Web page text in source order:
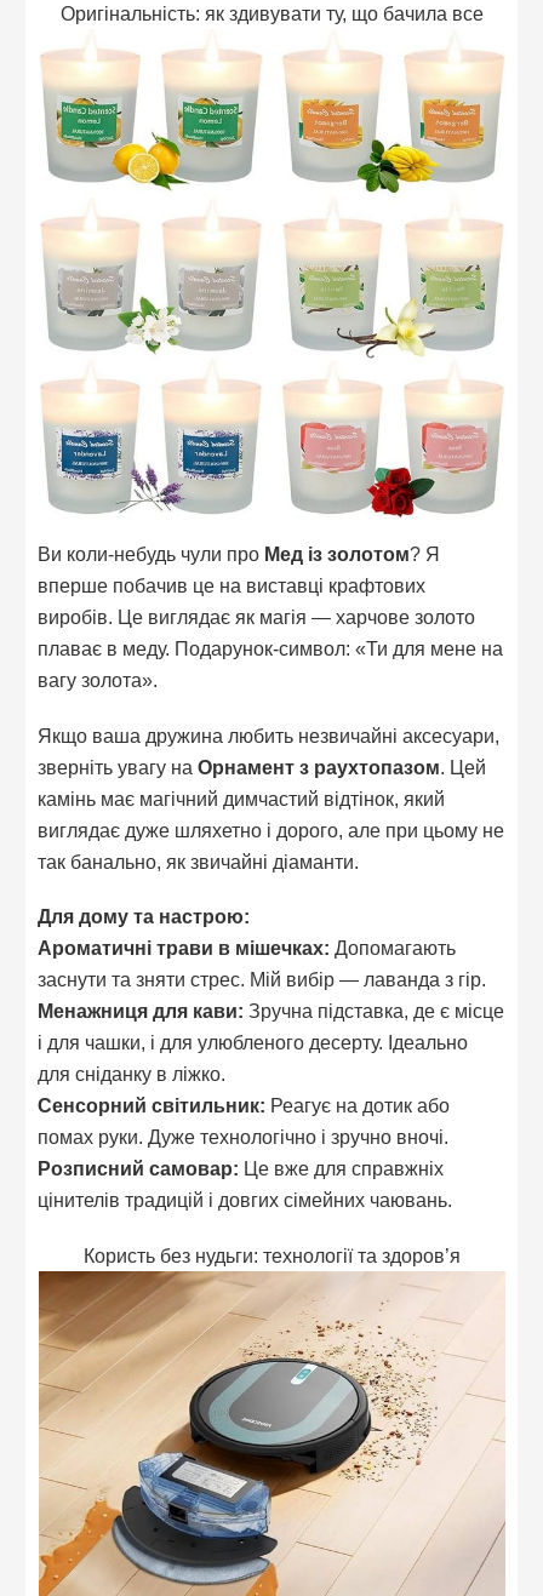
Оригінальність: як здивувати ту, що бачила все
Ви коли-небудь чули про Мед із золотом? Я
вперше побачив це на виставці крафтових
виробів. Це виглядає як магія — харчове золото
плаває в меду. Подарунок-символ: «Ти для мене на
вагу золота».
Якщо ваша дружина любить незвичайні аксесуари,
зверніть увагу наОрнамент з раухтопазом. Цей
камінь має магічний димчастий відтінок, який
виглядає дуже шляхетно і дорого, але при цьому не
так банально, як звичайні діаманти.
Для дому та настрою:
Ароматичні трави в мішечках: Допомагають
заснути та зняти стрес. Мій вибір — лаванда з гір.
Менажниця для кави: Зручна підставка, де є місце
і для чашки, і для улюбленого десерту. Ідеально
для сніданку в ліжко.
Сенсорний світильник: Реагує на дотик або
помах руки. Дуже технологічно і зручно вночі.
Розписний самовар: Це вже для справжніх
цінителів традицій і довгих сімейних чаювань.
Користь без нудьги: технології та здоров’я